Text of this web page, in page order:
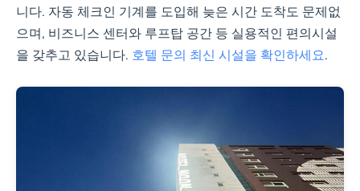
니다. 자동 체크인 기계를 도입해 늦은 시간 도착도 문제없
으며, 비즈니스 센터와 루프탑 공간 등 실용적인 편의시설
을 갖추고 있습니다. 호텔 문의 최신 시설을 확인하세요.